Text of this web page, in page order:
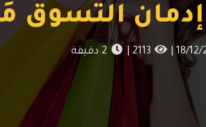
إدمان التسوق
18/12/
2 دقيقة